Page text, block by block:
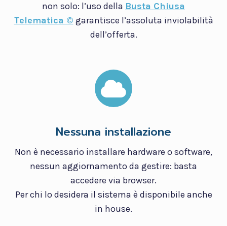
non solo: l’uso della Busta Chiusa
Telematica © garantisce l’assoluta inviolabilità
dell’offerta.
Nessuna installazione
Non è necessario installare hardware o software,
nessun aggiornamento da gestire: basta
accedere via browser.
Per chi lo desidera il sistema è disponibile anche
in house.